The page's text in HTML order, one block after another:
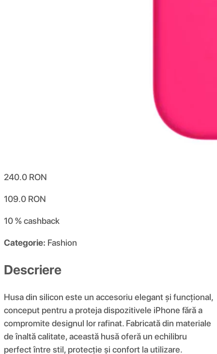
240.0 RON
109.0 RON
10 %cashback
Categorie: Fashion
Descriere
Husa din silicon este un accesoriu elegant și funcțional,
conceput pentru a proteja dispozitivele iPhone fără a
compromite designul lor rafinat. Fabricată din materiale
de înaltă calitate, această husă oferă un echilibru
perfect între stil, protecție și confort la utilizare.